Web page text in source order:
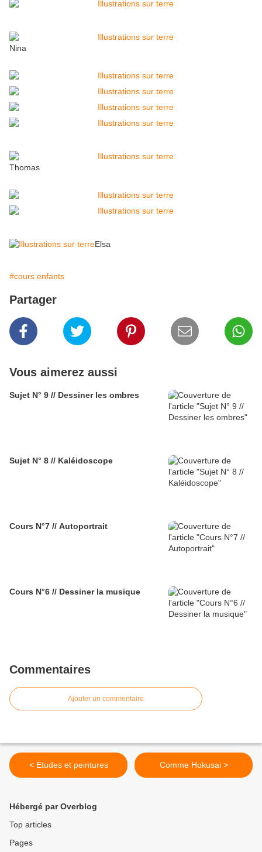
Nina
Thomas
Elsa
#cours enfants
Partager
Vous aimerez aussi
Sujet N° 9 // Dessiner les ombres
Sujet N° 8 // Kaléidoscope
Cours N°7 // Autoportrait
Cours N°6 // Dessiner la musique
Commentaires
Ajouter un commentaire
< Etudes et peintures Comme Hokusai >
Hébergé par Overblog
Top articles
Pages